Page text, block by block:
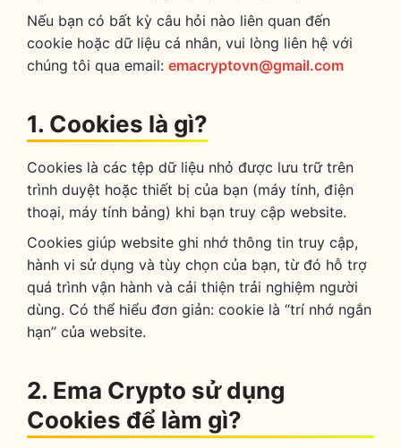
Nếu bạn có bất kỳ câu hỏi nào liên quan đến
cookie hoặc dữ liệu cá nhân, vui lòng liên hệ với
chúng tôi qua email: emacryptovn@gmail.com
1. Cookies là gì?
Cookies là các tệp dữ liệu nhỏ được lưu trữ trên
trình duyệt hoặc thiết bị của bạn (máy tính, điện
thoại, máy tính bảng) khi bạn truy cập website.
Cookies giúp website ghi nhớ thông tin truy cập,
hành vi sử dụng và tùy chọn của bạn, từ đó hỗ trợ
quá trình vận hành và cải thiện trải nghiệm người
dùng. Có thể hiểu đơn giản: cookie là “trí nhớ ngắn
hạn” của website.
2. Ema Crypto sử dụng
Cookies để làm gì?